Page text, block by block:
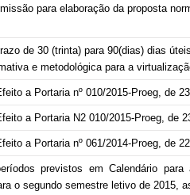
para elaboração da proposta
de 30 (trinta) para 90(dias) dias
e metodológica para a
a Portaria nº 010/2015-Proeg, de
a Portaria N2 010/2015-Proeg, de
a Portaria nº 061/2014-Proeg, de
previstos em Calendário
o segundo semestre letivo de 2015,